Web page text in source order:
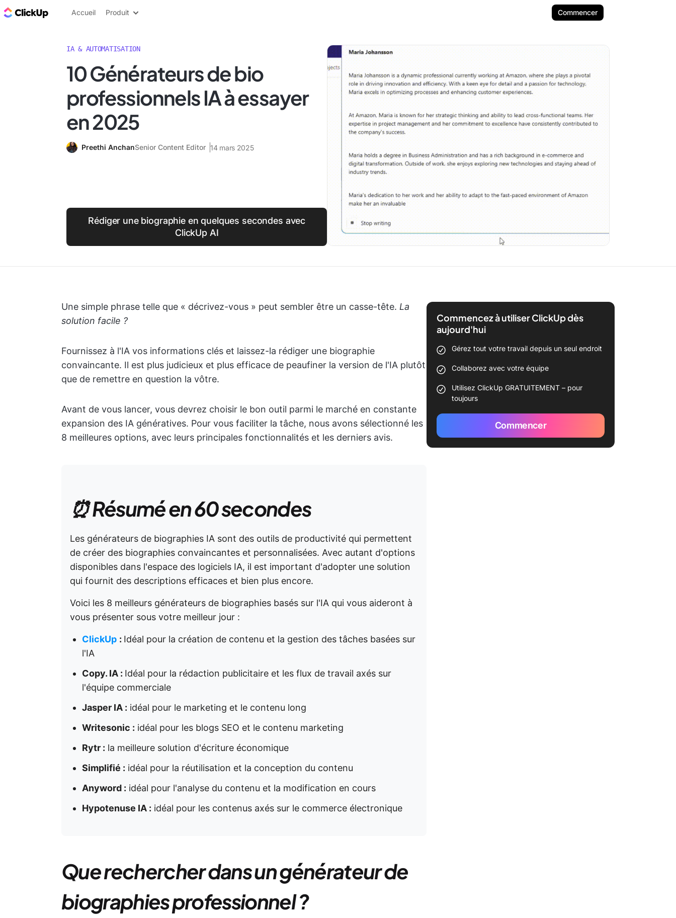
ClickUp Blog
Accueil Produit Commencer
IA & AUTOMATISATION
10 Générateurs de bio
professionnels IA à essayer
en 2025
Preethi AnchanSenior Content Editor 14 mars 2025
Rédiger une biographie en quelques secondes avec
ClickUp AI
Une simple phrase telle que « décrivez-vous » peut sembler être un casse-tête. La
solution facile ?
Fournissez à l'IA vos informations clés et laissez-la rédiger une biographie
convaincante. Il est plus judicieux et plus efficace de peaufiner la version de l'IA plutôt
que de remettre en question la vôtre.
Avant de vous lancer, vous devrez choisir le bon outil parmi le marché en constante
expansion des IA génératives. Pour vous faciliter la tâche, nous avons sélectionné les
8 meilleures options, avec leurs principales fonctionnalités et les derniers avis.
⏰ Résumé en 60 secondes
Les générateurs de biographies IA sont des outils de productivité qui permettent
de créer des biographies convaincantes et personnalisées. Avec autant d'options
disponibles dans l'espace des logiciels IA, il est important d'adopter une solution
qui fournit des descriptions efficaces et bien plus encore.
Voici les 8 meilleurs générateurs de biographies basés sur l'IA qui vous aideront à
vous présenter sous votre meilleur jour :
ClickUp : Idéal pour la création de contenu et la gestion des tâches basées sur
l'IA
Copy. IA : Idéal pour la rédaction publicitaire et les flux de travail axés sur
l'équipe commerciale
Jasper IA : idéal pour le marketing et le contenu long
Writesonic : idéal pour les blogs SEO et le contenu marketing
Rytr : la meilleure solution d'écriture économique
Simplifié : idéal pour la réutilisation et la conception du contenu
Anyword : idéal pour l'analyse du contenu et la modification en cours
Hypotenuse IA : idéal pour les contenus axés sur le commerce électronique
Que rechercher dans un générateur de
biographies professionnel ?
Commencez à utiliser ClickUp dès
aujourd'hui
Gérez tout votre travail depuis un seul endroit
Collaborez avec votre équipe
Utilisez ClickUp GRATUITEMENT – pour
toujours
Commencer